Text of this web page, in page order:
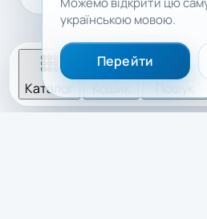
Каталог
українською мовою.
Перейти